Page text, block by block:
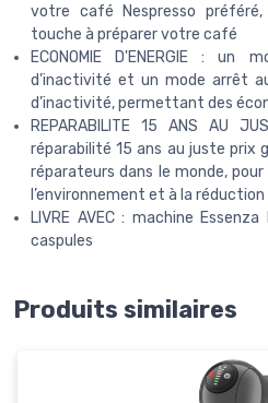
votre café Nespresso préféré,
touche à préparer votre café
ECONOMIE D'ENERGIE :
d’inactivité et un mode arrêt
d’inactivité, permettant des
REPARABILITE 15 ANS AU
réparabilité 15 ans au juste prix
réparateurs dans le monde,
l’environnement et à la
LIVRE AVEC : machine
caspules
Produits similaires